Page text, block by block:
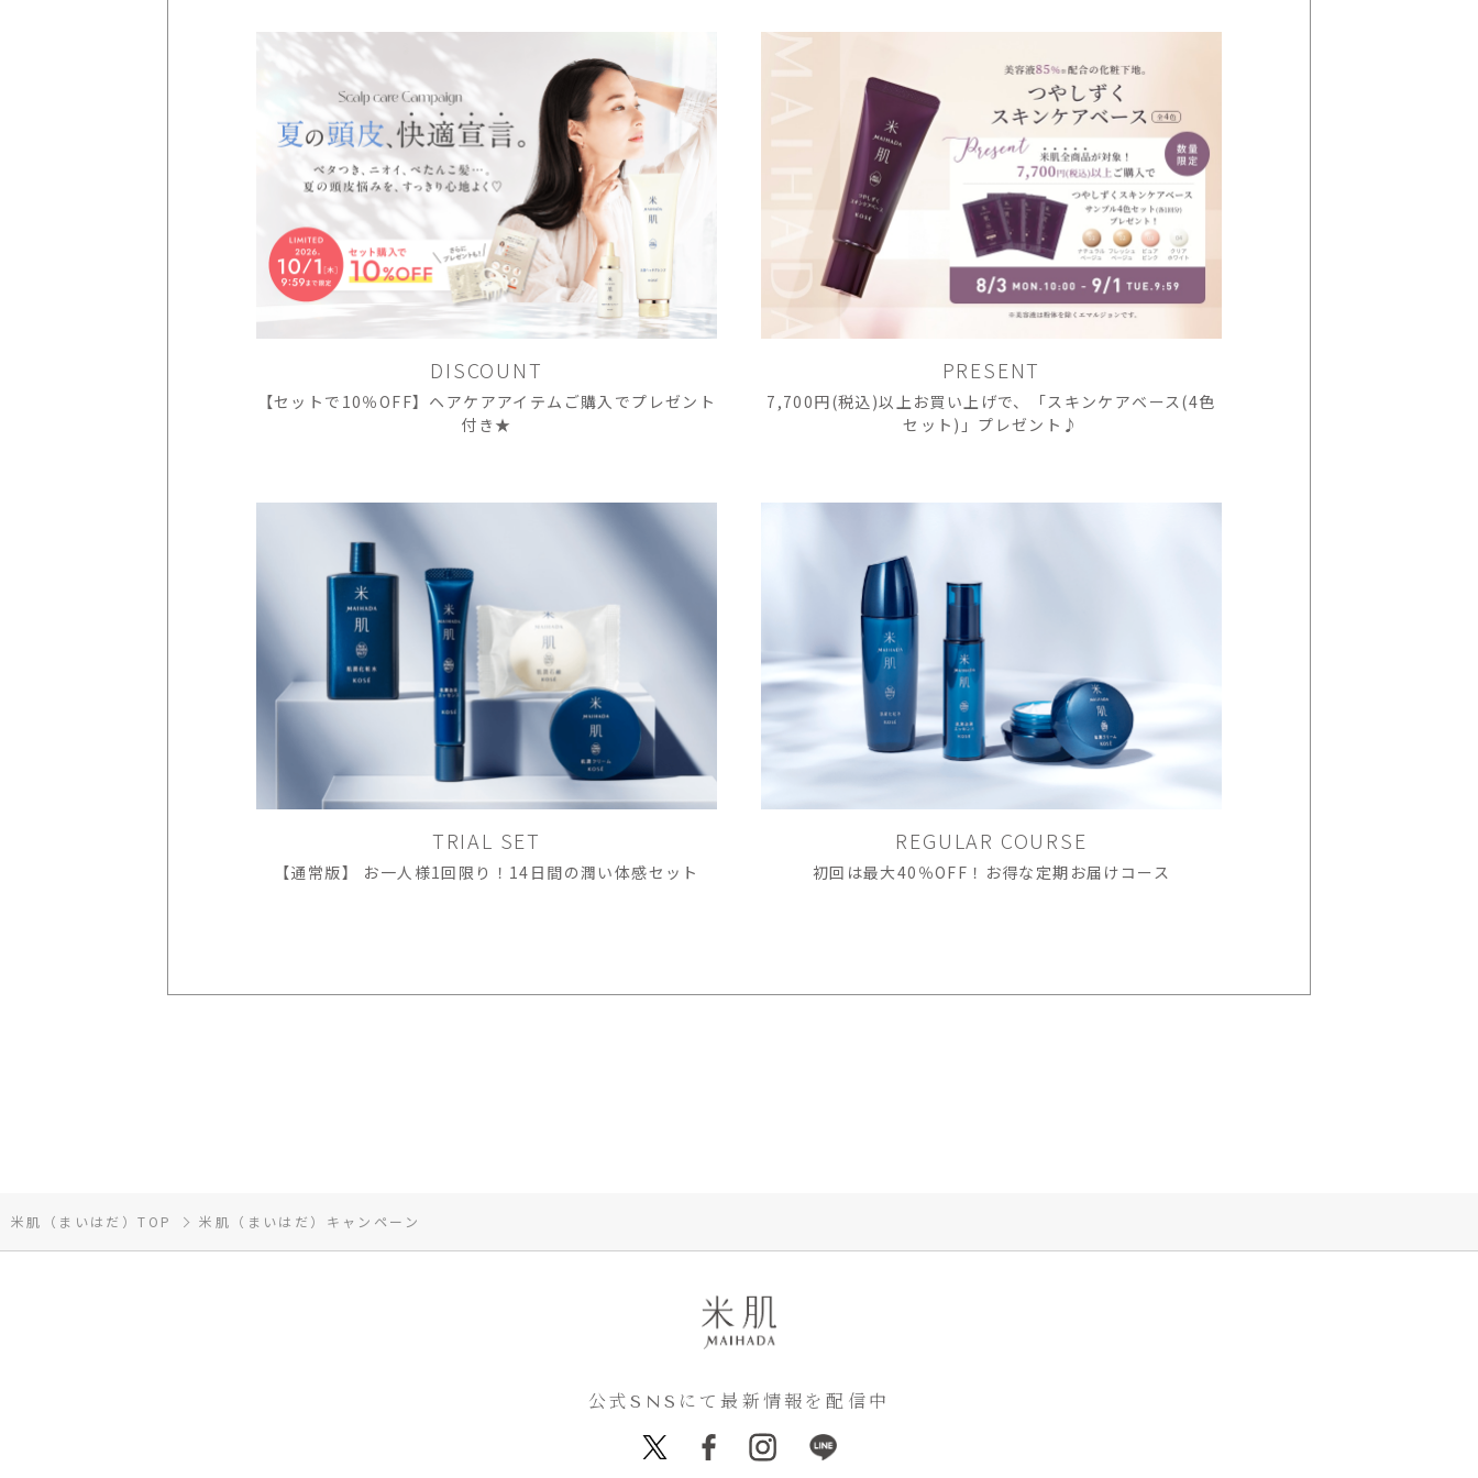
DISCOUNT
【セットで10％OFF】ヘアケアアイテムご購入でプレゼント
付き★
PRESENT
7,700円(税込)以上お買い上げで、「スキンケアベース(4色
セット)」プレゼント♪
TRIAL SET
【通常版】 お一人様1回限り！14日間の潤い体感セット
REGULAR COURSE
初回は最大40％OFF！お得な定期お届けコース
米肌（まいはだ）TOP 米肌（まいはだ）キャンペーン
公式SNSにて最新情報を配信中